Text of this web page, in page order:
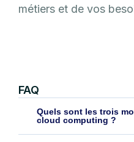
métiers et de vos
FAQ
Quels sont les trois
cloud computing ?